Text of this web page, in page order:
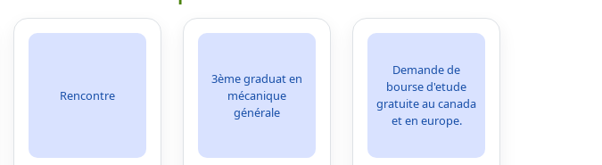
Rencontre
3ème graduat en
mécanique
générale
Demande de
bourse d'etude
gratuite au canada
et en europe.